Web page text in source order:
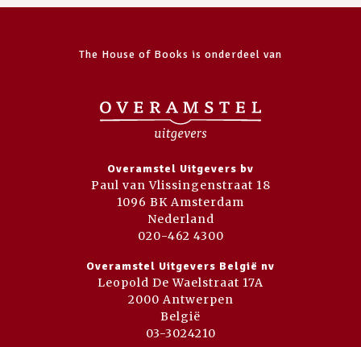
The House of Books is onderdeel van
Overamstel Uitgevers bv
Paul van Vlissingenstraat 18
1096 BK Amsterdam
Nederland
020-462 4300
Overamstel Uitgevers België nv
Leopold De Waelstraat 17A
2000 Antwerpen
België
03-3024210